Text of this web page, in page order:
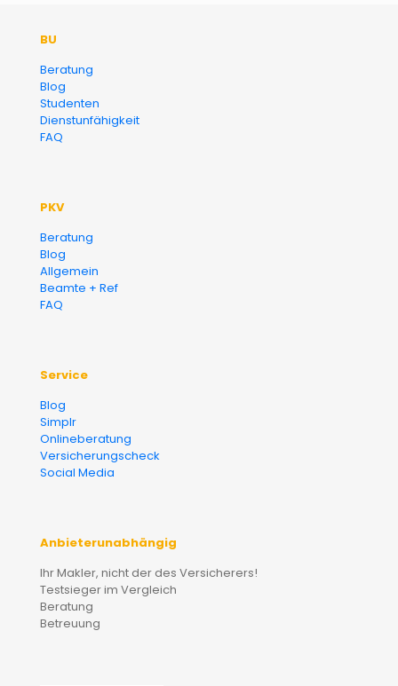
BU
Beratung
Blog
Studenten
Dienstunfähigkeit
FAQ
PKV
Beratung
Blog
Allgemein
Beamte + Ref
FAQ
Service
Blog
Simplr
Onlineberatung
Versicherungscheck
Social Media
Anbieterunabhängig
Ihr Makler, nicht der des Versicherers!
Testsieger im Vergleich
Beratung
Betreuung